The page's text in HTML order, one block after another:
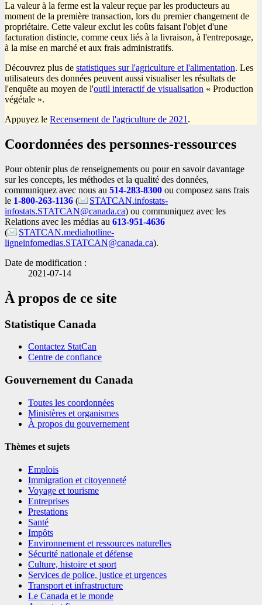
La valeur à la ferme est la valeur reçue par les producteurs au
moment de la première transaction, lors du premier changement de
propriétaire. Cette valeur exclut les coûts faisant l'objet d'une
facturation distincte, comme ceux liés à la livraison, à l'entreposage,
à la mise en marché et aux frais administratifs.
Découvrez plus de statistiques sur l'agriculture et l'alimentation. Les
utilisateurs des données peuvent aussi visualiser les résultats de
l'enquête au moyen de l'outil interactif de visualisation « Production
végétale ».
Appuyez le Recensement de l'agriculture de 2021 .
Coordonnées des personnes-ressources
Pour obtenir plus de renseignements ou pour en savoir davantage
sur les concepts, les méthodes et la qualité des données,
communiquez avec nous au 514-283-8300 ou composez sans frais
le 1-800-263-1136 (
STATCAN.infostats-
infostats.STATCAN@canada.ca) ou communiquez avec les
Relations avec les médias au 613-951-4636
(
STATCAN.mediahotline-
ligneinfomedias.STATCAN@canada.ca).
Date de modification :
2021-07-14
À propos de ce site
Statistique Canada
Contactez StatCan
Centre de confiance
Gouvernement du Canada
Toutes les coordonnées
Ministères et organismes
À propos du gouvernement
Thèmes et sujets
Emplois
Immigration et citoyenneté
Voyage et tourisme
Entreprises
Prestations
Santé
Impôts
Environnement et ressources naturelles
Sécurité nationale et défense
Culture, histoire et sport
Services de police, justice et urgences
Transport et infrastructure
Le Canada et le monde